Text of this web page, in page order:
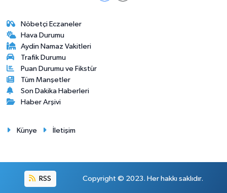
Nöbetçi Eczaneler
Hava Durumu
Aydin Namaz Vakitleri
Trafik Durumu
Puan Durumu ve Fikstür
Tüm Manşetler
Son Dakika Haberleri
Haber Arşivi
Künye İletişim
RSS Copyright © 2023. Her hakkı saklıdır.